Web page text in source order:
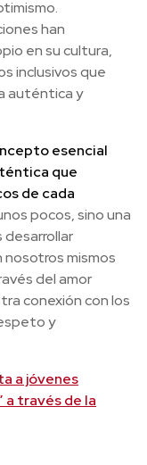
han
en su cultura,
inclusivos que
auténtica y
esencial
que
de cada
pocos, sino una
desarrollar
mismos
del amor
conexión con los
y
a jóvenes
a través de la